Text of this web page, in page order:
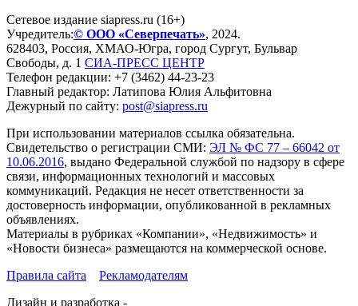
Сетевое издание siapress.ru (16+)
Учредитель:© ООО «Северпечать», 2024.
628403, Россия, ХМАО-Югра, город Сургут, Бульвар
Свободы, д. 1 СИА-ПРЕСС ЦЕНТР
Телефон редакции: +7 (3462) 44-23-23
Главный редактор: Латипова Юлия Альфитовна
Дежурный по сайту: post@siapress.ru
При использовании материалов ссылка обязательна.
Свидетельство о регистрации СМИ: ЭЛ № ФС 77 – 66042 от
10.06.2016, выдано Федеральной службой по надзору в сфере
связи, информационных технологий и массовых
коммуникаций. Редакция не несет ответственности за
достоверность информации, опубликованной в рекламных
объявлениях.
Материалы в рубриках «Компании», «Недвижимость» и
«Новости бизнеса» размещаются на коммерческой основе.
Правила сайта
Рекламодателям
Дизайн и разработка -